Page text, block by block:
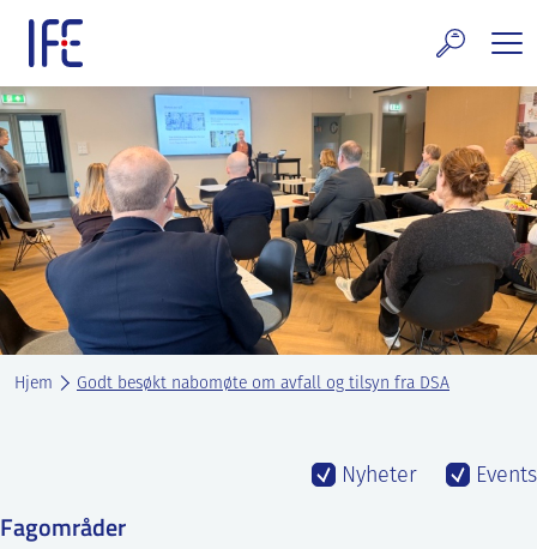
content
og tjenester
teknologi & eiendom
atomanlegg
IFE
Hjem Godt besøkt nabomøte om avfall og tilsyn fra DSA
Fagområder
Nyheter Events